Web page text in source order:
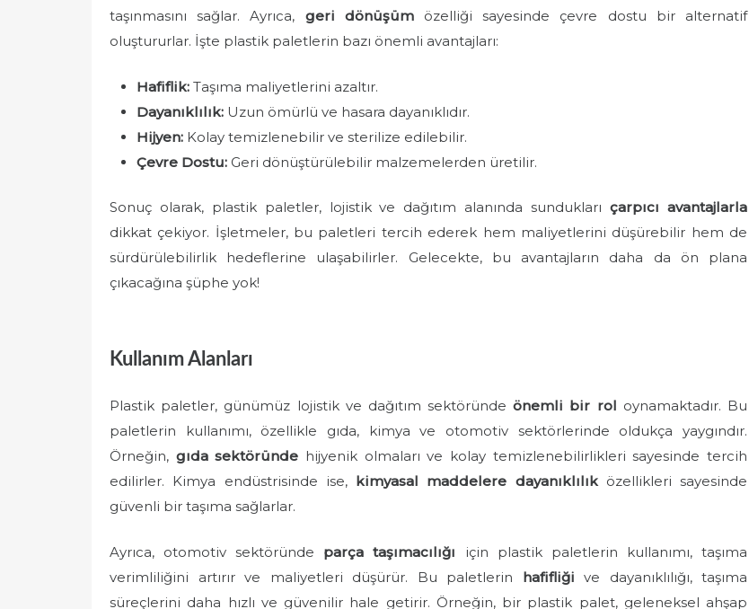
taşınmasını sağlar. Ayrıca, geri dönüşümözelliği sayesinde çevre dostu bir alternatif
oluştururlar. İşte plastik paletlerin bazı önemli avantajları:
Hafiflik: Taşıma maliyetlerini azaltır.
Dayanıklılık: Uzun ömürlü ve hasara dayanıklıdır.
Hijyen: Kolay temizlenebilir ve sterilize edilebilir.
Çevre Dostu: Geri dönüştürülebilir malzemelerden üretilir.
Sonuç olarak, plastik paletler, lojistik ve dağıtım alanında sunduklarıçarpıcı avantajlarla
dikkat çekiyor. İşletmeler, bu paletleri tercih ederek hem maliyetlerini düşürebilir hem de
sürdürülebilirlik hedeflerine ulaşabilirler. Gelecekte, bu avantajların daha da ön plana
çıkacağına şüphe yok!
Kullanım Alanları
Plastik paletler, günümüz lojistik ve dağıtım sektöründeönemli bir rol oynamaktadır. Bu
paletlerin kullanımı, özellikle gıda, kimya ve otomotiv sektörlerinde oldukça yaygındır.
Örneğin, gıda sektöründe hijyenik olmaları ve kolay temizlenebilirlikleri sayesinde tercih
edilirler. Kimya endüstrisinde ise, kimyasal maddelere dayanıklılıközellikleri sayesinde
güvenli bir taşıma sağlarlar.
Ayrıca, otomotiv sektöründe parça taşımacılığı için plastik paletlerin kullanımı, taşıma
verimliliğini artırır ve maliyetleri düşürür. Bu paletlerin hafifliği ve dayanıklılığı, taşıma
süreçlerini daha hızlı ve güvenilir hale getirir. Örneğin, bir plastik palet, geleneksel ahşap